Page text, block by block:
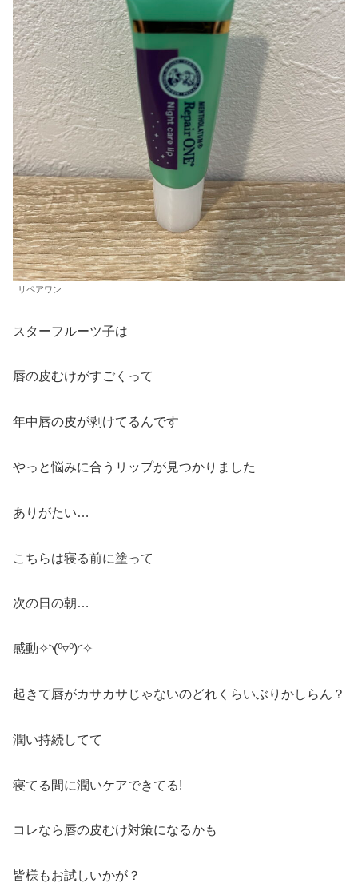
リペアワン
スターフルーツ子は
唇の皮むけがすごくって
年中唇の皮が剥けてるんです
やっと悩みに合うリップが見つかりました
ありがたい…
こちらは寝る前に塗って
次の日の朝…
感動✧⁠◝⁠(⁠⁰⁠▿⁠⁰⁠)⁠◜⁠✧
起きて唇がカサカサじゃないのどれくらいぶりかしらん？
潤い持続してて
寝てる間に潤いケアできてる!
コレなら唇の皮むけ対策になるかも
皆様もお試しいかが？